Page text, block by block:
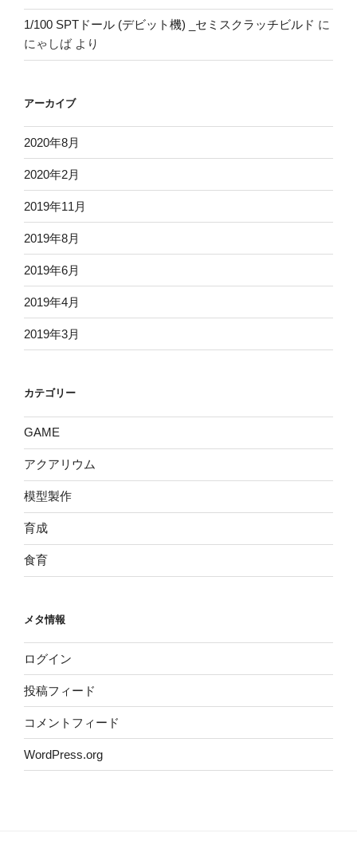
1/100 SPTドール (デビット機) _セミスクラッチビルド に
にゃしばより
アーカイブ
2020年8月
2020年2月
2019年11月
2019年8月
2019年6月
2019年4月
2019年3月
カテゴリー
GAME
アクアリウム
模型製作
育成
食育
メタ情報
ログイン
投稿フィード
コメントフィード
WordPress.org